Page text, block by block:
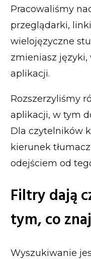
Pracowaliśmy
przeglądarki,
wielojęzyczne
zmieniasz
aplikacji.
Rozszerzyliśmy
aplikacji, w tym
Dla czytelników
kierunek
odejściem od
Filtry dają
tym, co
Wyszukiwanie